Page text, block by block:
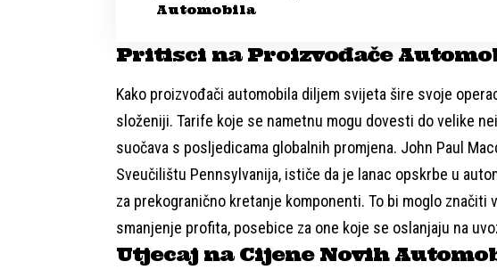
Automobila
Pritisci na Proizvođače
Kako proizvođači automobila diljem svijeta šire svoje
složeniji. Tarife koje se nametnu mogu dovesti do velike
suočava s posljedicama globalnih promjena. John Paul
Sveučilištu Pennsylvanija, ističe da je lanac opskrbe u
za prekogranično kretanje komponenti. To bi moglo značiti
smanjenje profita, posebice za one koje se oslanjaju na
Utjecaj na Cijene Novih